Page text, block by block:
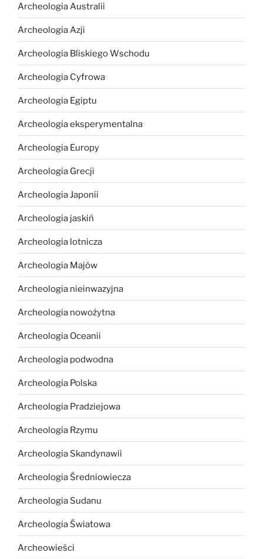
Archeologia Australii
Archeologia Azji
Archeologia Bliskiego Wschodu
Archeologia Cyfrowa
Archeologia Egiptu
Archeologia eksperymentalna
Archeologia Europy
Archeologia Grecji
Archeologia Japonii
Archeologia jaskiń
Archeologia lotnicza
Archeologia Majów
Archeologia nieinwazyjna
Archeologia nowożytna
Archeologia Oceanii
Archeologia podwodna
Archeologia Polska
Archeologia Pradziejowa
Archeologia Rzymu
Archeologia Skandynawii
Archeologia Średniowiecza
Archeologia Sudanu
Archeologia Światowa
Archeowieści